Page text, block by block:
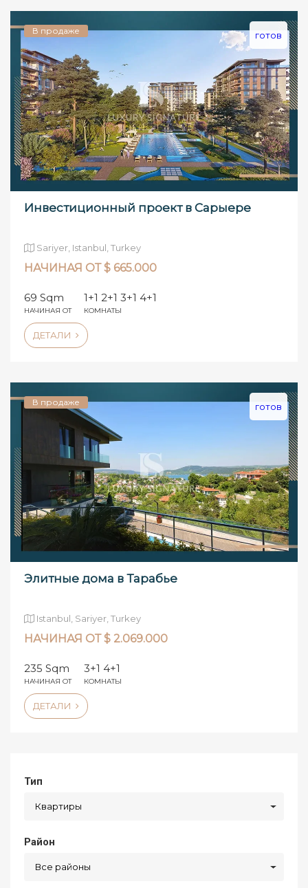
В продаже готов
Инвестиционный проект в Сарыере
Sariyer, Istanbul, Turkey
НАЧИНАЯ ОТ $ 665.000
69 Sqm
НАЧИНАЯ ОТ
1+1 2+1 3+1 4+1
КОМНАТЫ
ДЕТАЛИ
В продаже готов
Элитные дома в Тарабье
Istanbul, Sariyer, Turkey
НАЧИНАЯ ОТ $ 2.069.000
235 Sqm
НАЧИНАЯ ОТ
3+1 4+1
КОМНАТЫ
ДЕТАЛИ
Тип
Квартиры
Район
Все районы